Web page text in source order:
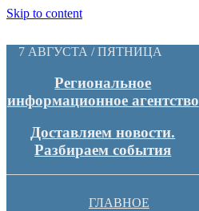
Skip to content
7 АВГУСТА / ПЯТНИЦА
Региональное
информационное агентство
Доставляем новости.
Разбираем события
ГЛАВНОЕ